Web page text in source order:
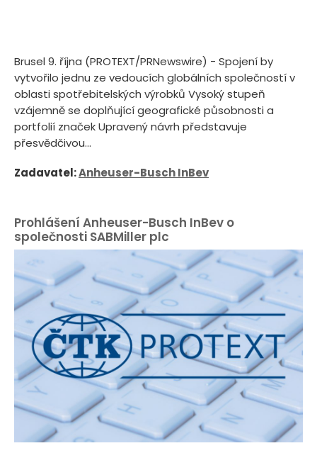
Brusel 9. října (PROTEXT/PRNewswire) - Spojení by
vytvořilo jednu ze vedoucích globálních společností v
oblasti spotřebitelských výrobků Vysoký stupeň
vzájemně se doplňující geografické působnosti a
portfolií značek Upravený návrh představuje
přesvědčivou...
Zadavatel:Anheuser-Busch InBev
Prohlášení Anheuser-Busch InBev o
společnosti SABMiller plc